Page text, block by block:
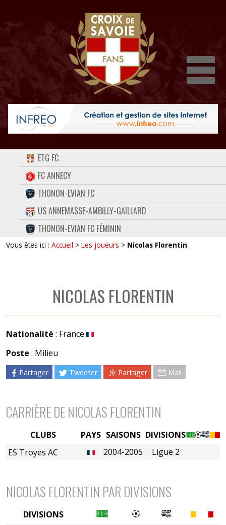
ACCUEIL
FORUM
CONTACT
FACEBOOK
TWITTER
ETG FC
FC ANNECY
THONON-EVIAN FC
US ANNEMASSE-AMBILLY-GAILLARD
THONON-EVIAN FC FÉMININ
Vous êtes ici : Accueil > Les joueurs > Nicolas Florentin
NICOLAS FLORENTIN
Nationalité : France
Poste : Milieu
Partager Tweeter Partager Mail
CARRIÈRE DE NICOLAS FLORENTIN
PAYS SAISONS DIVISIONS
2004-2005
Ligue 2
CLUBS
ES Troyes AC
NICOLAS FLORENTIN PAR DIVISIONS
DIVISIONS